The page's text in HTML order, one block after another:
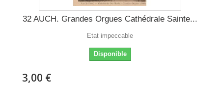
32 AUCH. Grandes Orgues Cathédrale Sainte...
Etat impeccable
Disponible
3,00 €